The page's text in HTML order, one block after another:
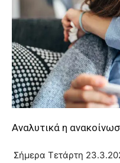
Αναλυτικά η
Σήμερα Τετάρτη